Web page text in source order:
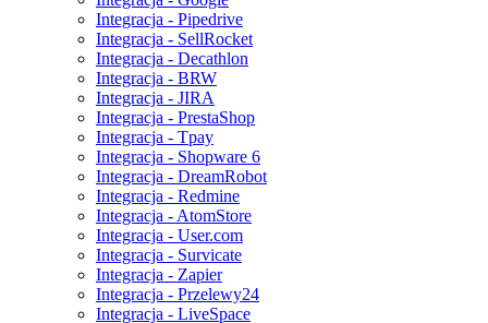
Integracja - Pipedrive
Integracja - SellRocket
Integracja - Decathlon
Integracja - BRW
Integracja - JIRA
Integracja - PrestaShop
Integracja - Tpay
Integracja - Shopware 6
Integracja - DreamRobot
Integracja - Redmine
Integracja - AtomStore
Integracja - User.com
Integracja - Survicate
Integracja - Zapier
Integracja - Przelewy24
Integracja - LiveSpace